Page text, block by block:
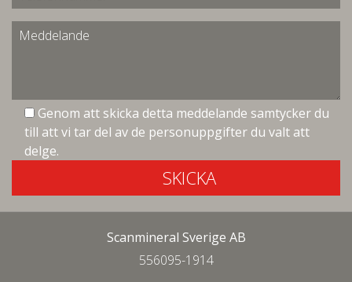
Genom att skicka detta meddelande samtycker du
till att vi tar del av de personuppgifter du valt att
delge.
SKICKA
Scanmineral Sverige AB
556095-1914